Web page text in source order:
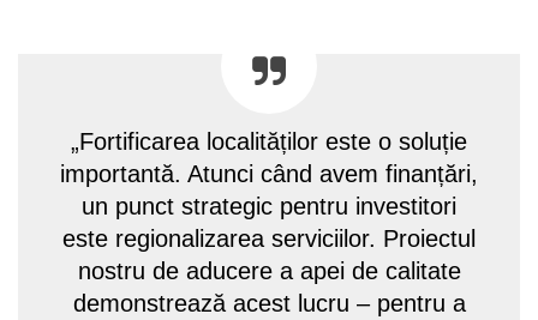
„Fortificarea localităților este o soluție
importantă. Atunci când avem finanțări,
un punct strategic pentru investitori
este regionalizarea serviciilor. Proiectul
nostru de aducere a apei de calitate
demonstrează acest lucru – pentru a